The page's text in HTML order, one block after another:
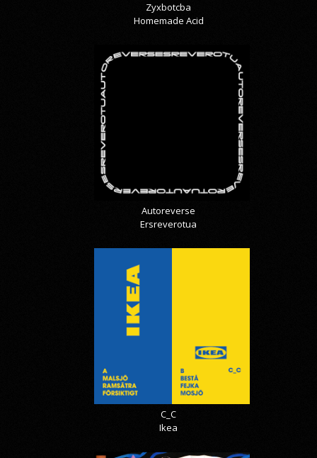
Zyxbotcba
Homemade Acid
Autoreverse
Ersreverotua
C_C
Ikea